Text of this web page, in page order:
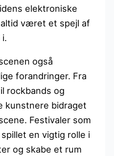
elektroniske
været et spejl af
også
forandringer. Fra
rockbands og
kunstnere bidraget
Festivaler som
en vigtig rolle i
og skabe et rum